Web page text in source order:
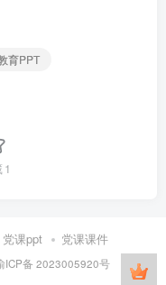
育PPT
1
党课ppt 党课课件
ICP备 2023005920号